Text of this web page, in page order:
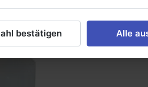
bestätigen Alle